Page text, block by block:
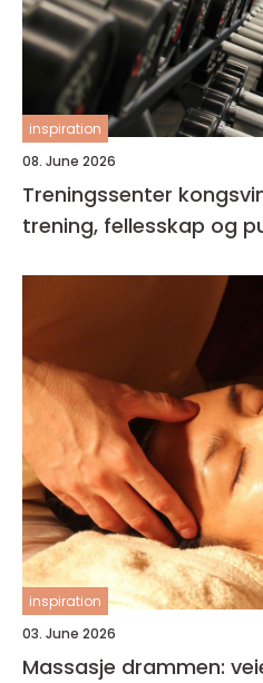
inspiration
08. June 2026
Treningssenter
trening, fellesskap og
inspiration
03. June 2026
Massasje drammen: